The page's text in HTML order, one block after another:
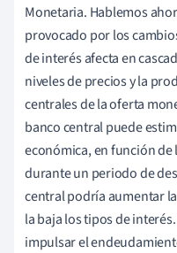
Monetaria. Hablemos
provocado por los
de interés afecta en
niveles de precios y la
centrales de la oferta
banco central puede
económica, en función de
durante un periodo de
central podría aumentar
la baja los tipos de
impulsar el